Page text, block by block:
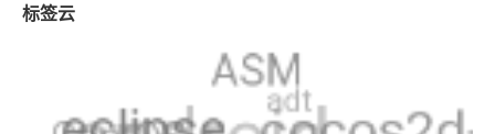
标签云